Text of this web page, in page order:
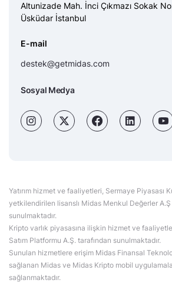
Altunizade Mah. İnci Çıkmazı Sokak
Üsküdar İstanbul
E-mail
destek@getmidas.com
Sosyal Medya
Yatırım hizmet ve faaliyetleri, Sermaye Piyasası
yetkilendirilen lisanslı Midas Menkul Değerler A.Ş
sunulmaktadır.
Kripto varlık piyasasına ilişkin hizmet ve
Satım Platformu A.Ş. tarafından sunulmaktadır.
Sunulan hizmetlere erişim Midas Finansal
sağlanan Midas ve Midas Kripto mobil
sağlanmaktadır.